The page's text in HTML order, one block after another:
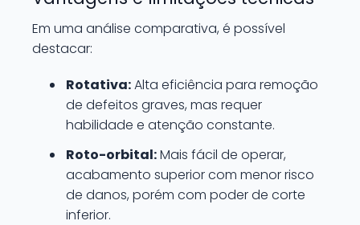
Em uma análise comparativa, é possível
destacar:
Rotativa:Alta eficiência para remoção
de defeitos graves, mas requer
habilidade e atenção constante.
Roto-orbital:Mais fácil de operar,
acabamento superior com menor risco
de danos, porém com poder de corte
inferior.